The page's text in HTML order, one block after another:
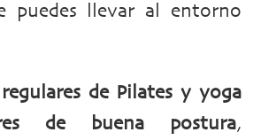
puedes llevar al entorno
regulares de Pilates y yoga
de buena postura,